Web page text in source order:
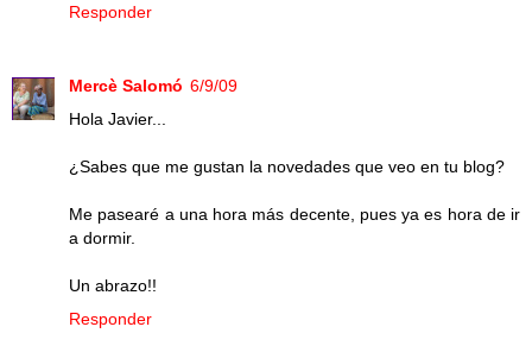
Responder
Mercè Salomó 6/9/09
Hola Javier...
¿Sabes que me gustan la novedades que veo en tu blog?
Me pasearé a una hora más decente, pues ya es hora de ir
a dormir.
Un abrazo!!
Responder